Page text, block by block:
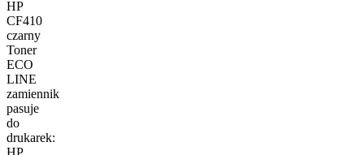
HP
CF410
czarny
Toner
ECO
LINE
zamiennik
pasuje
do
drukarek: